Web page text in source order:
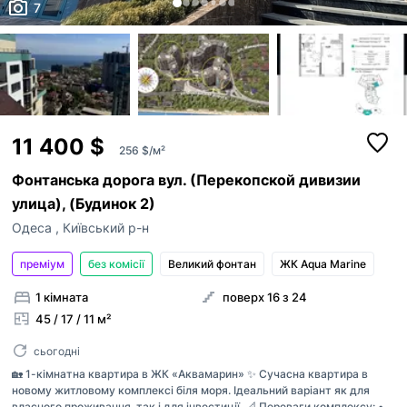
7
11 400 $ 256 $/м²
Фонтанська дорога вул. (Перекопской дивизии
улица), (Будинок 2)
Одеса , Київський р-н
преміум без комісії Великий фонтан ЖК Aqua Marine
1 кімната
45 / 17 / 11 м²
поверх 16 з 24
сьогодні
🏡 1-кімнатна квартира в ЖК «Аквамарин» ✨ Сучасна квартира в
новому житловому комплексі біля моря. Ідеальний варіант як для